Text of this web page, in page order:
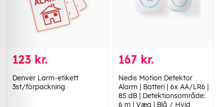
123 kr.
Denver Larm-etikett
3st/förpackning
167 kr.
Nedis Motion Detektor
Alarm | Batteri | 6x AA/LR6 |
85 dB | Detektionsområde:
6 m | Væg | Blå / Hvid